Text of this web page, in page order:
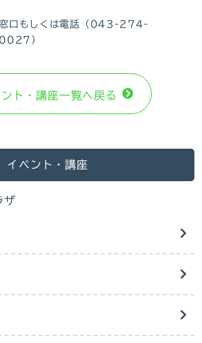
口もしくは電話（043-274-
0027）
ト・講座⼀覧へ戻る
イベント・講座
ザ